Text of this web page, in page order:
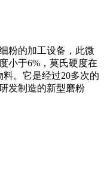
粉的加工设备，此微
小于6%，莫氏硬度在
。它是经过20多次的
发制造的新型磨粉